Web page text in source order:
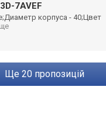
7AVEF
корпуса - 40;Цвет
ще 20 пропозицій